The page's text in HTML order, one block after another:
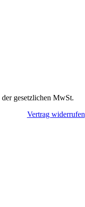
gesetzlichen MwSt.
Vertrag widerrufen